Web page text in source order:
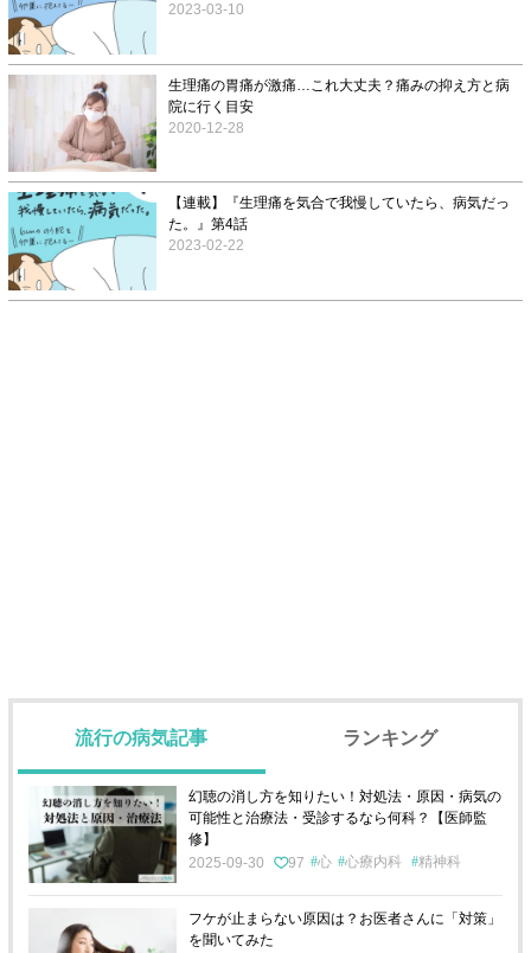
2023-03-10
生理痛の胃痛が激痛…これ大丈夫？痛みの抑え方と病
院に行く目安
2020-12-28
【連載】『生理痛を気合で我慢していたら、病気だっ
た。』第4話
2023-02-22
流行の病気記事 ランキング
幻聴の消し方を知りたい！対処法・原因・病気の
可能性と治療法・受診するなら何科？【医師監
修】
2025-09-30
97 心 心療内科 精神科
フケが止まらない原因は？お医者さんに「対策」
を聞いてみた